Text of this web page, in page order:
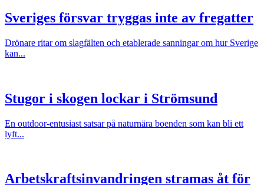
Sveriges försvar tryggas inte av fregatter
Drönare ritar om slagfälten och etablerade sanningar om hur Sverige
kan...
Stugor i skogen lockar i Strömsund
En outdoor-entusiast satsar på naturnära boenden som kan bli ett
lyft...
Arbetskraftsinvandringen stramas åt för